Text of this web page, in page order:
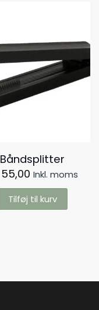
Båndsplitter
55,00 Inkl. moms
Tilføj til kurv